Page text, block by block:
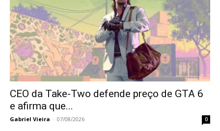
CEO da Take-Two defende preço de GTA 6
e afirma que...
Gabriel Vieira - 07/08/2026 0